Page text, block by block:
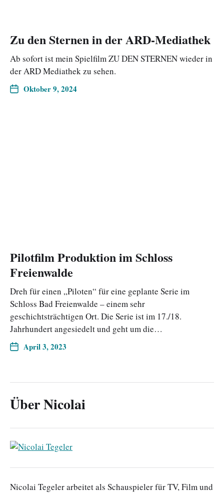
Zu den Sternen in der ARD-Mediathek
Ab sofort ist mein Spielfilm ZU DEN STERNEN wieder in
der ARD Mediathek zu sehen.
Oktober 9, 2024
Pilotfilm Produktion im Schloss
Freienwalde
Dreh für einen „Piloten“ für eine geplante Serie im
Schloss Bad Freienwalde – einem sehr
geschichtsträchtigen Ort. Die Serie ist im 17./18.
Jahrhundert angesiedelt und geht um die…
April 3, 2023
Über Nicolai
Nicolai Tegeler arbeitet als Schauspieler für TV, Film und